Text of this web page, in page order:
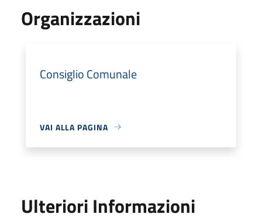
Organizzazioni
Consiglio Comunale
VAI ALLA PAGINA
Ulteriori Informazioni